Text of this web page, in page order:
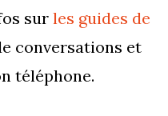
sur les guides de
conversations et
téléphone.